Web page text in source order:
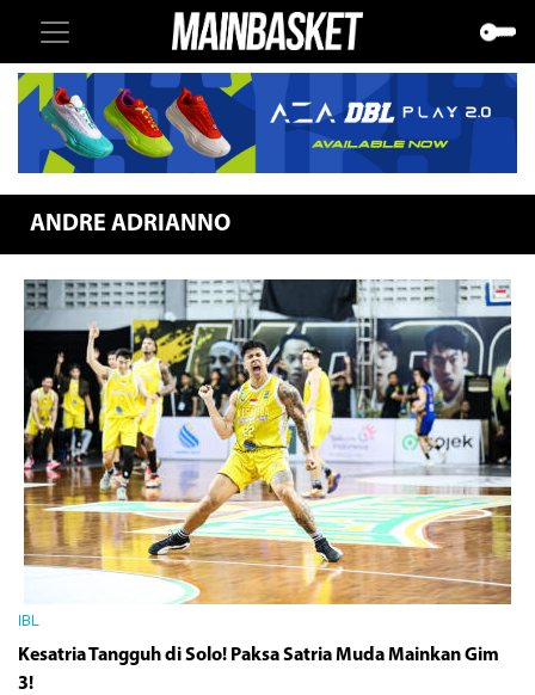
ANDRE ADRIANNO
IBL
Kesatria Tangguh di Solo! Paksa Satria Muda Mainkan Gim
3!